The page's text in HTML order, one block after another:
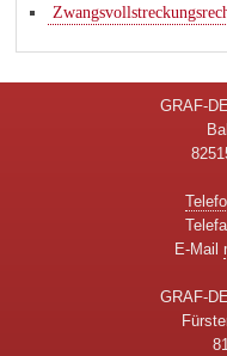
GRAF-
E-Mail
GRAF-